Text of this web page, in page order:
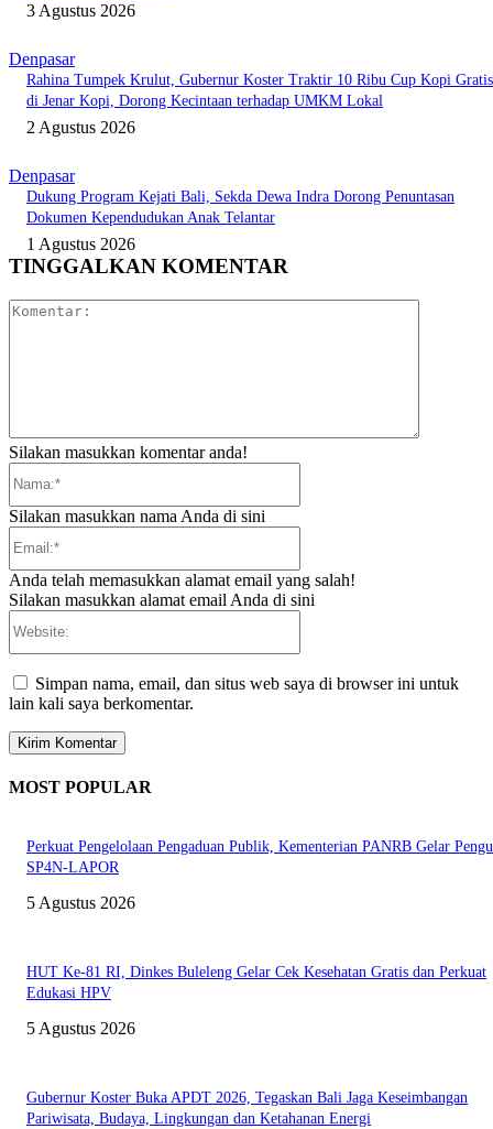
3 Agustus 2026
Denpasar
Rahina Tumpek Krulut, Gubernur Koster Traktir 10 Ribu Cup Kopi Gratis
di Jenar Kopi, Dorong Kecintaan terhadap UMKM Lokal
2 Agustus 2026
Denpasar
Dukung Program Kejati Bali, Sekda Dewa Indra Dorong Penuntasan
Dokumen Kependudukan Anak Telantar
1 Agustus 2026
TINGGALKAN KOMENTAR
Silakan masukkan komentar anda!
Silakan masukkan nama Anda di sini
Anda telah memasukkan alamat email yang salah!
Silakan masukkan alamat email Anda di sini
Simpan nama, email, dan situs web saya di browser ini untuk
lain kali saya berkomentar.
MOST POPULAR
Perkuat Pengelolaan Pengaduan Publik, Kementerian PANRB Gelar
SP4N-LAPOR
5 Agustus 2026
HUT Ke-81 RI, Dinkes Buleleng Gelar Cek Kesehatan Gratis dan Perkuat
Edukasi HPV
5 Agustus 2026
Gubernur Koster Buka APDT 2026, Tegaskan Bali Jaga Keseimbangan
Pariwisata, Budaya, Lingkungan dan Ketahanan Energi